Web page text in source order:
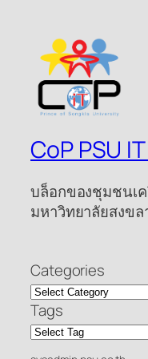
CoP PSU
บล็อกของชุมชนเ
มหาวิทยาลัยสงข
Categories
Tags